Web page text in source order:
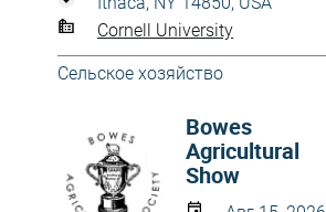
Cornell University
Сельское хозяйство
Bowes
Agricultural
Show